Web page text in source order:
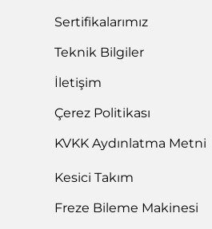
Sertifikalarımız
Teknik Bilgiler
İletişim
Çerez Politikası
KVKK Aydınlatma Metni
Kesici Takım
Freze Bileme Makinesi